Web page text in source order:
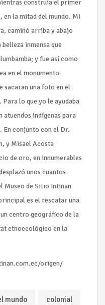
construía el primer
la mitad del mundo. Mi
caminó arriba y abajo
inmensa que
y fue así como
en el monumento
sacaran una foto en el
lo que yo le ayudaba
atuendos indígenas para
conjunto con el Dr.
y Misael Acosta
de oro, en innumerables
unos cuantos
Museo de Sitio Intiñan
es el rescatar una
centro geográfico de la
etnoecológico en la
origen/
mundo
colonial